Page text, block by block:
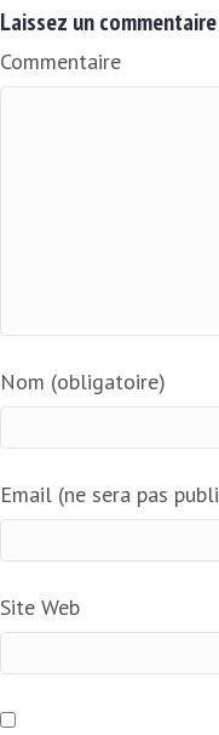
i
l
Laissez un commentaire
Commentaire
Nom (obligatoire)
Email (ne sera pas
Site Web